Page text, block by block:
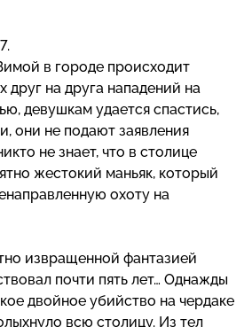
в городе происходит
друг на друга нападений на
девушкам удается спастись,
они не подают заявления
не знает, что в столице
жестокий маньяк, который
охоту на
извращенной фантазией
почти пять лет… Однажды
двойное убийство на чердаке
всю столицу. Из тел